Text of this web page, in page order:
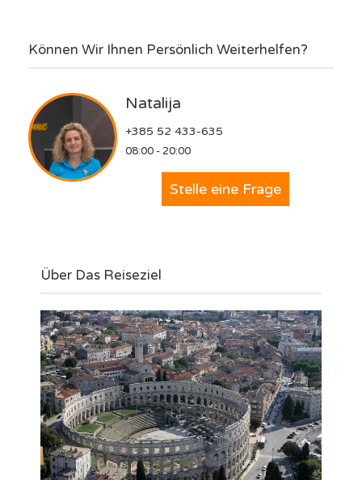
Können Wir Ihnen Persönlich Weiterhelfen?
Natalija
+385 52 433-635
08:00 - 20:00
Stelle eine Frage
Über Das Reiseziel